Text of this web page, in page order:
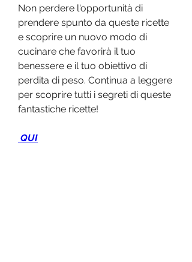
Non perdere l'opportunità di
prendere spunto da queste ricette
e scoprire un nuovo modo di
cucinare che favorirà il tuo
benessere e il tuo obiettivo di
perdita di peso. Continua a leggere
per scoprire tutti i segreti di queste
fantastiche ricette!
QUI